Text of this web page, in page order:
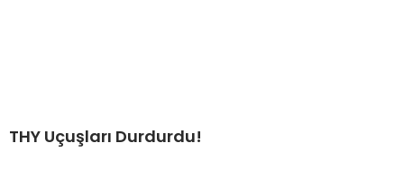
THY Uçuşları Durdurdu!